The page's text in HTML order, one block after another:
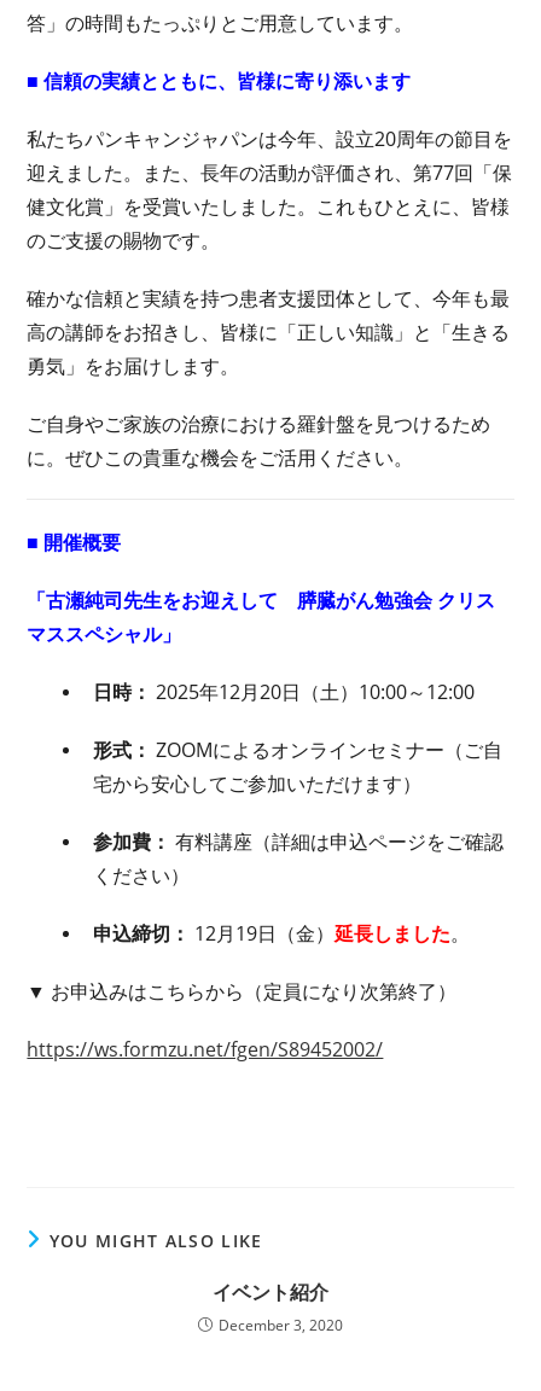
答」の時間もたっぷりとご用意しています。
■ 信頼の実績とともに、皆様に寄り添います
私たちパンキャンジャパンは今年、設立20周年の節目を
迎えました。また、長年の活動が評価され、第77回「保
健文化賞」を受賞いたしました。これもひとえに、皆様
のご支援の賜物です。
確かな信頼と実績を持つ患者支援団体として、今年も最
高の講師をお招きし、皆様に「正しい知識」と「生きる
勇気」をお届けします。
ご自身やご家族の治療における羅針盤を見つけるため
に。ぜひこの貴重な機会をご活用ください。
■ 開催概要
「古瀬純司先生をお迎えして 膵臓がん勉強会 クリス
マススペシャル」
日時： 2025年12月20日（土）10:00～12:00
形式： ZOOMによるオンラインセミナー（ご自
宅から安心してご参加いただけます）
参加費： 有料講座（詳細は申込ページをご確認
ください）
申込締切： 12月19日（金）延長しました。
▼ お申込みはこちらから（定員になり次第終了）
https://ws.formzu.net/fgen/S89452002/
YOU MIGHT ALSO LIKE
イベント紹介
December 3, 2020